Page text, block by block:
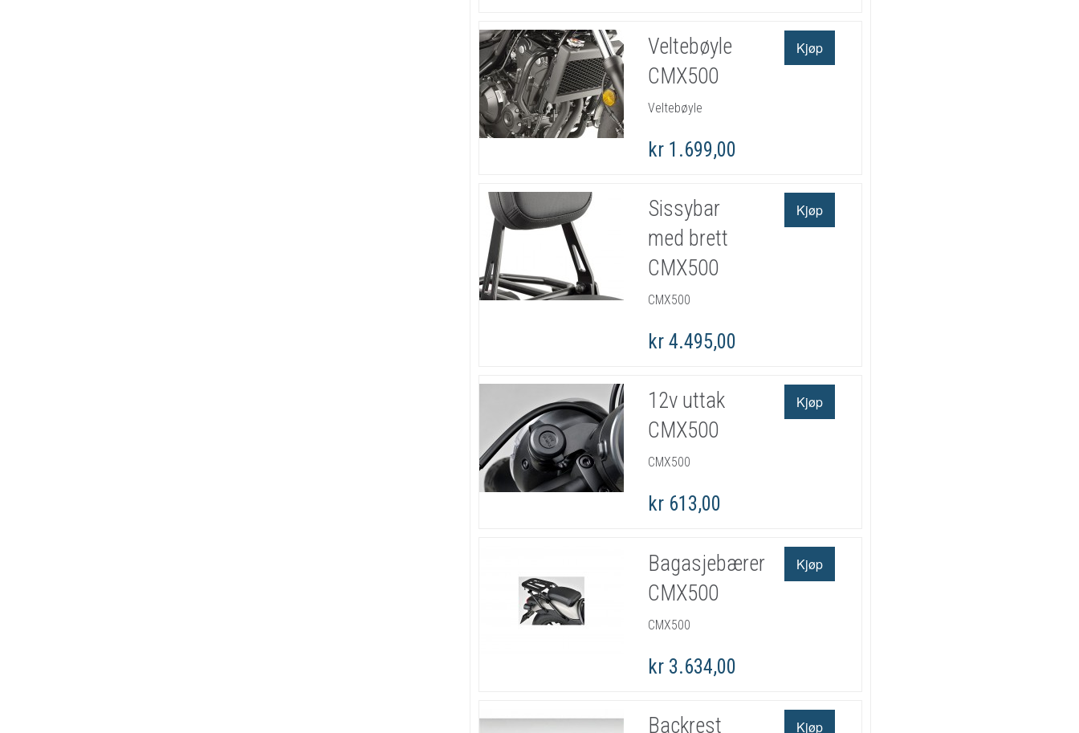
Veltebøyle
CMX500
Veltebøyle
kr 1.699,00
Sissybar
med brett
CMX500
CMX500
kr 4.495,00
12v uttak
CMX500
CMX500
kr 613,00
Bagasjebærer
CMX500
CMX500
kr 3.634,00
Backrest